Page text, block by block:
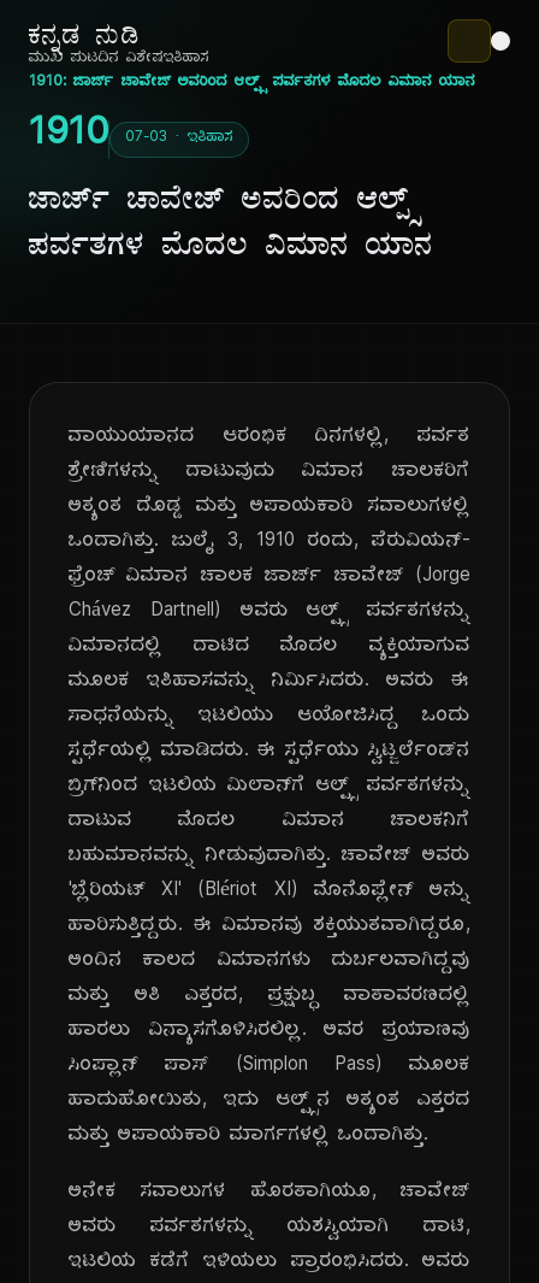
ಕನ್ನಡ ನುಡಿ
ಮುಖ ಪುಟದಿನ ವಿಶೇಷಇತಿಹಾಸ
1910: ಜಾರ್ಜ್ ಚಾವೇಜ್ ಅವರಿಂದ ಆಲ್ಪ್ಸ್ ಪರ್ವತಗಳ ಮೊದಲ ವಿಮಾನ ಯಾನ
1910 07-03 · ಇತಿಹಾಸ
ಜಾರ್ಜ್ ಚಾವೇಜ್ ಅವರಿಂದ ಆಲ್ಪ್ಸ್
ಪರ್ವತಗಳ ಮೊದಲ ವಿಮಾನ ಯಾನ
ವಾಯುಯಾನದ ಆರಂಭಿಕ ದಿನಗಳಲ್ಲಿ, ಪರ್ವತ
ಶ್ರೇಣಿಗಳನ್ನು ದಾಟುವುದು ವಿಮಾನ ಚಾಲಕರಿಗೆ
ಅತ್ಯಂತ ದೊಡ್ಡ ಮತ್ತು ಅಪಾಯಕಾರಿ ಸವಾಲುಗಳಲ್ಲಿ
ಒಂದಾಗಿತ್ತು. ಜುಲೈ 3, 1910 ರಂದು, ಪೆರುವಿಯನ್-
ಫ್ರೆಂಚ್ ವಿಮಾನ ಚಾಲಕ ಜಾರ್ಜ್ ಚಾವೇಜ್ (Jorge
Chávez Dartnell) ಅವರು ಆಲ್ಪ್ಸ್ ಪರ್ವತಗಳನ್ನು
ವಿಮಾನದಲ್ಲಿ ದಾಟಿದ ಮೊದಲ ವ್ಯಕ್ತಿಯಾಗುವ
ಮೂಲಕ ಇತಿಹಾಸವನ್ನು ನಿರ್ಮಿಸಿದರು. ಅವರು ಈ
ಸಾಧನೆಯನ್ನು ಇಟಲಿಯು ಆಯೋಜಿಸಿದ್ದ ಒಂದು
ಸ್ಪರ್ಧೆಯಲ್ಲಿ ಮಾಡಿದರು. ಈ ಸ್ಪರ್ಧೆಯು ಸ್ವಿಟ್ಜರ್ಲೆಂಡ್‌ನ
ಬ್ರಿಗ್‌ನಿಂದ ಇಟಲಿಯ ಮಿಲಾನ್‌ಗೆ ಆಲ್ಪ್ಸ್ ಪರ್ವತಗಳನ್ನು
ದಾಟುವ ಮೊದಲ ವಿಮಾನ ಚಾಲಕನಿಗೆ
ಬಹುಮಾನವನ್ನು ನೀಡುವುದಾಗಿತ್ತು. ಚಾವೇಜ್ ಅವರು
'ಬ್ಲೆರಿಯಟ್ XI' (Blériot XI) ಮೊನೊಪ್ಲೇನ್ ಅನ್ನು
ಹಾರಿಸುತ್ತಿದ್ದರು. ಈ ವಿಮಾನವು ಶಕ್ತಿಯುತವಾಗಿದ್ದರೂ,
ಅಂದಿನ ಕಾಲದ ವಿಮಾನಗಳು ದುರ್ಬಲವಾಗಿದ್ದವು
ಮತ್ತು ಅತಿ ಎತ್ತರದ, ಪ್ರಕ್ಷುಬ್ಧ ವಾತಾವರಣದಲ್ಲಿ
ಹಾರಲು ವಿನ್ಯಾಸಗೊಳಿಸಿರಲಿಲ್ಲ. ಅವರ ಪ್ರಯಾಣವು
ಸಿಂಪ್ಲಾನ್ ಪಾಸ್ (Simplon Pass) ಮೂಲಕ
ಹಾದುಹೋಯಿತು, ಇದು ಆಲ್ಪ್ಸ್‌ನ ಅತ್ಯಂತ ಎತ್ತರದ
ಮತ್ತು ಅಪಾಯಕಾರಿ ಮಾರ್ಗಗಳಲ್ಲಿ ಒಂದಾಗಿತ್ತು.
ಅನೇಕ ಸವಾಲುಗಳ ಹೊರತಾಗಿಯೂ, ಚಾವೇಜ್
ಅವರು ಪರ್ವತಗಳನ್ನು ಯಶಸ್ವಿಯಾಗಿ ದಾಟಿ,
ಇಟಲಿಯ ಕಡೆಗೆ ಇಳಿಯಲು ಪ್ರಾರಂಭಿಸಿದರು. ಅವರು